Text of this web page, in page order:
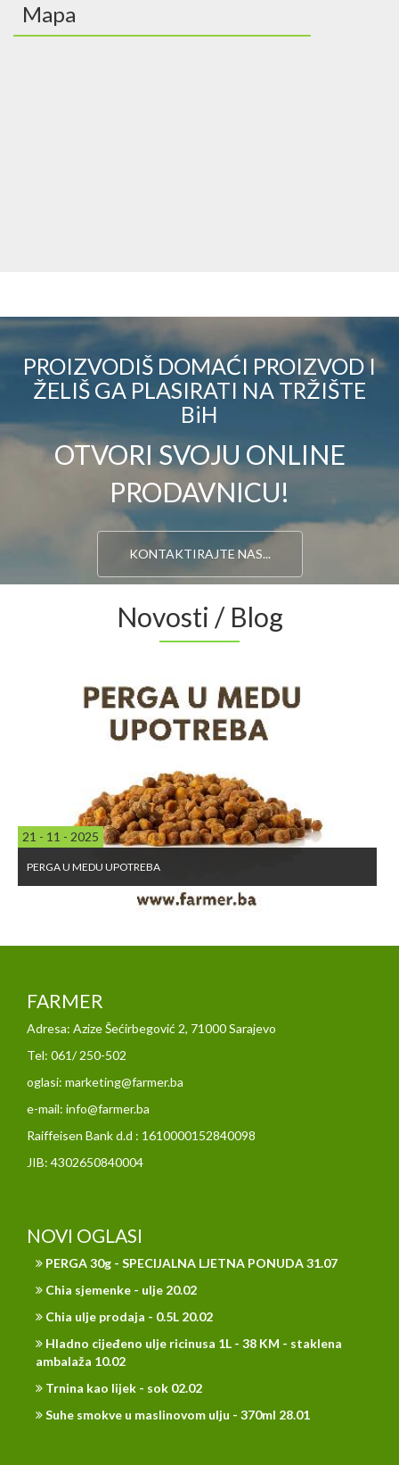
Mapa
PROIZVODIŠ DOMAĆI PROIZVOD I
ŽELIŠ GA PLASIRATI NA TRŽIŠTE
BiH
OTVORI SVOJU ONLINE
PRODAVNICU!
KONTAKTIRAJTE NAS...
Novosti / Blog
21 - 11 - 2025
PERGA U MEDU UPOTREBA
FARMER
Adresa: Azize Šećirbegović 2, 71000 Sarajevo
Tel: 061/ 250-502
oglasi: marketing@farmer.ba
e-mail: info@farmer.ba
Raiffeisen Bank d.d : 1610000152840098
JIB: 4302650840004
NOVI OGLASI
PERGA 30g - SPECIJALNA LJETNA PONUDA 31.07
Chia sjemenke - ulje 20.02
Chia ulje prodaja - 0.5L 20.02
Hladno cijeđeno ulje ricinusa 1L - 38 KM - staklena
ambalaža 10.02
Trnina kao lijek - sok 02.02
Suhe smokve u maslinovom ulju - 370ml 28.01